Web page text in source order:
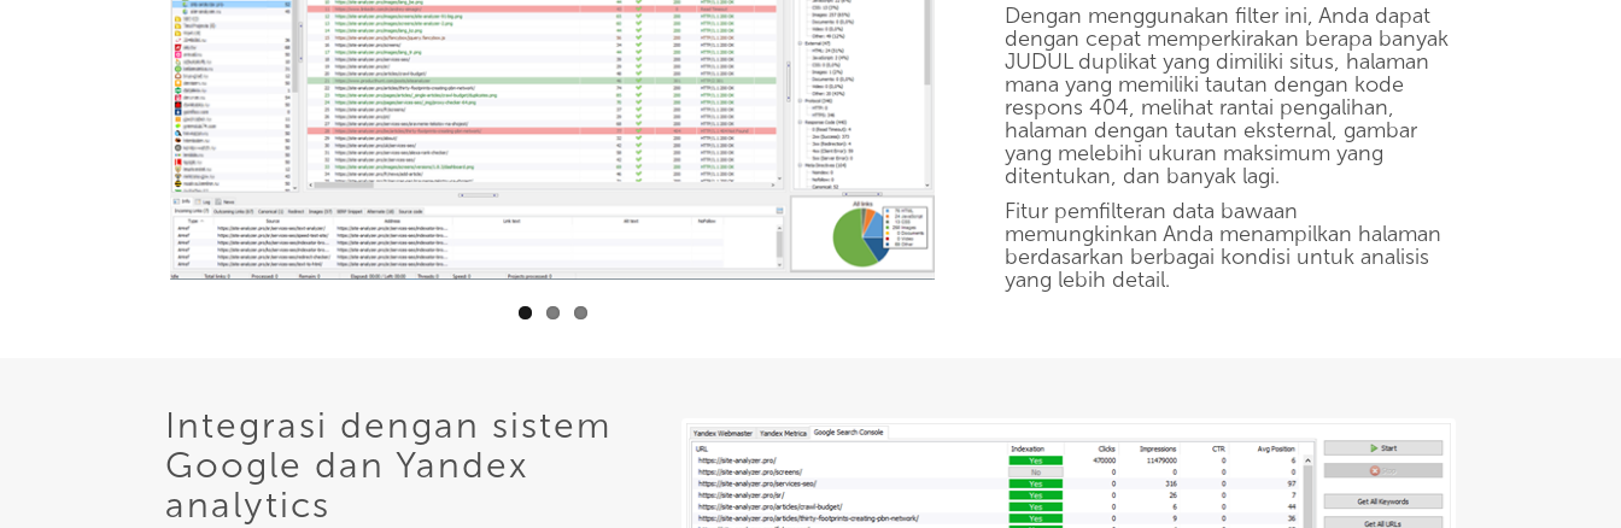
Dengan menggunakan filter ini, Anda dapat
dengan cepat memperkirakan berapa banyak
JUDUL duplikat yang dimiliki situs, halaman
mana yang memiliki tautan dengan kode
respons 404, melihat rantai pengalihan,
halaman dengan tautan eksternal, gambar
yang melebihi ukuran maksimum yang
ditentukan, dan banyak lagi.
Fitur pemfilteran data bawaan
memungkinkan Anda menampilkan halaman
berdasarkan berbagai kondisi untuk analisis
yang lebih detail.
Integrasi dengan sistem
Google dan Yandex
analytics